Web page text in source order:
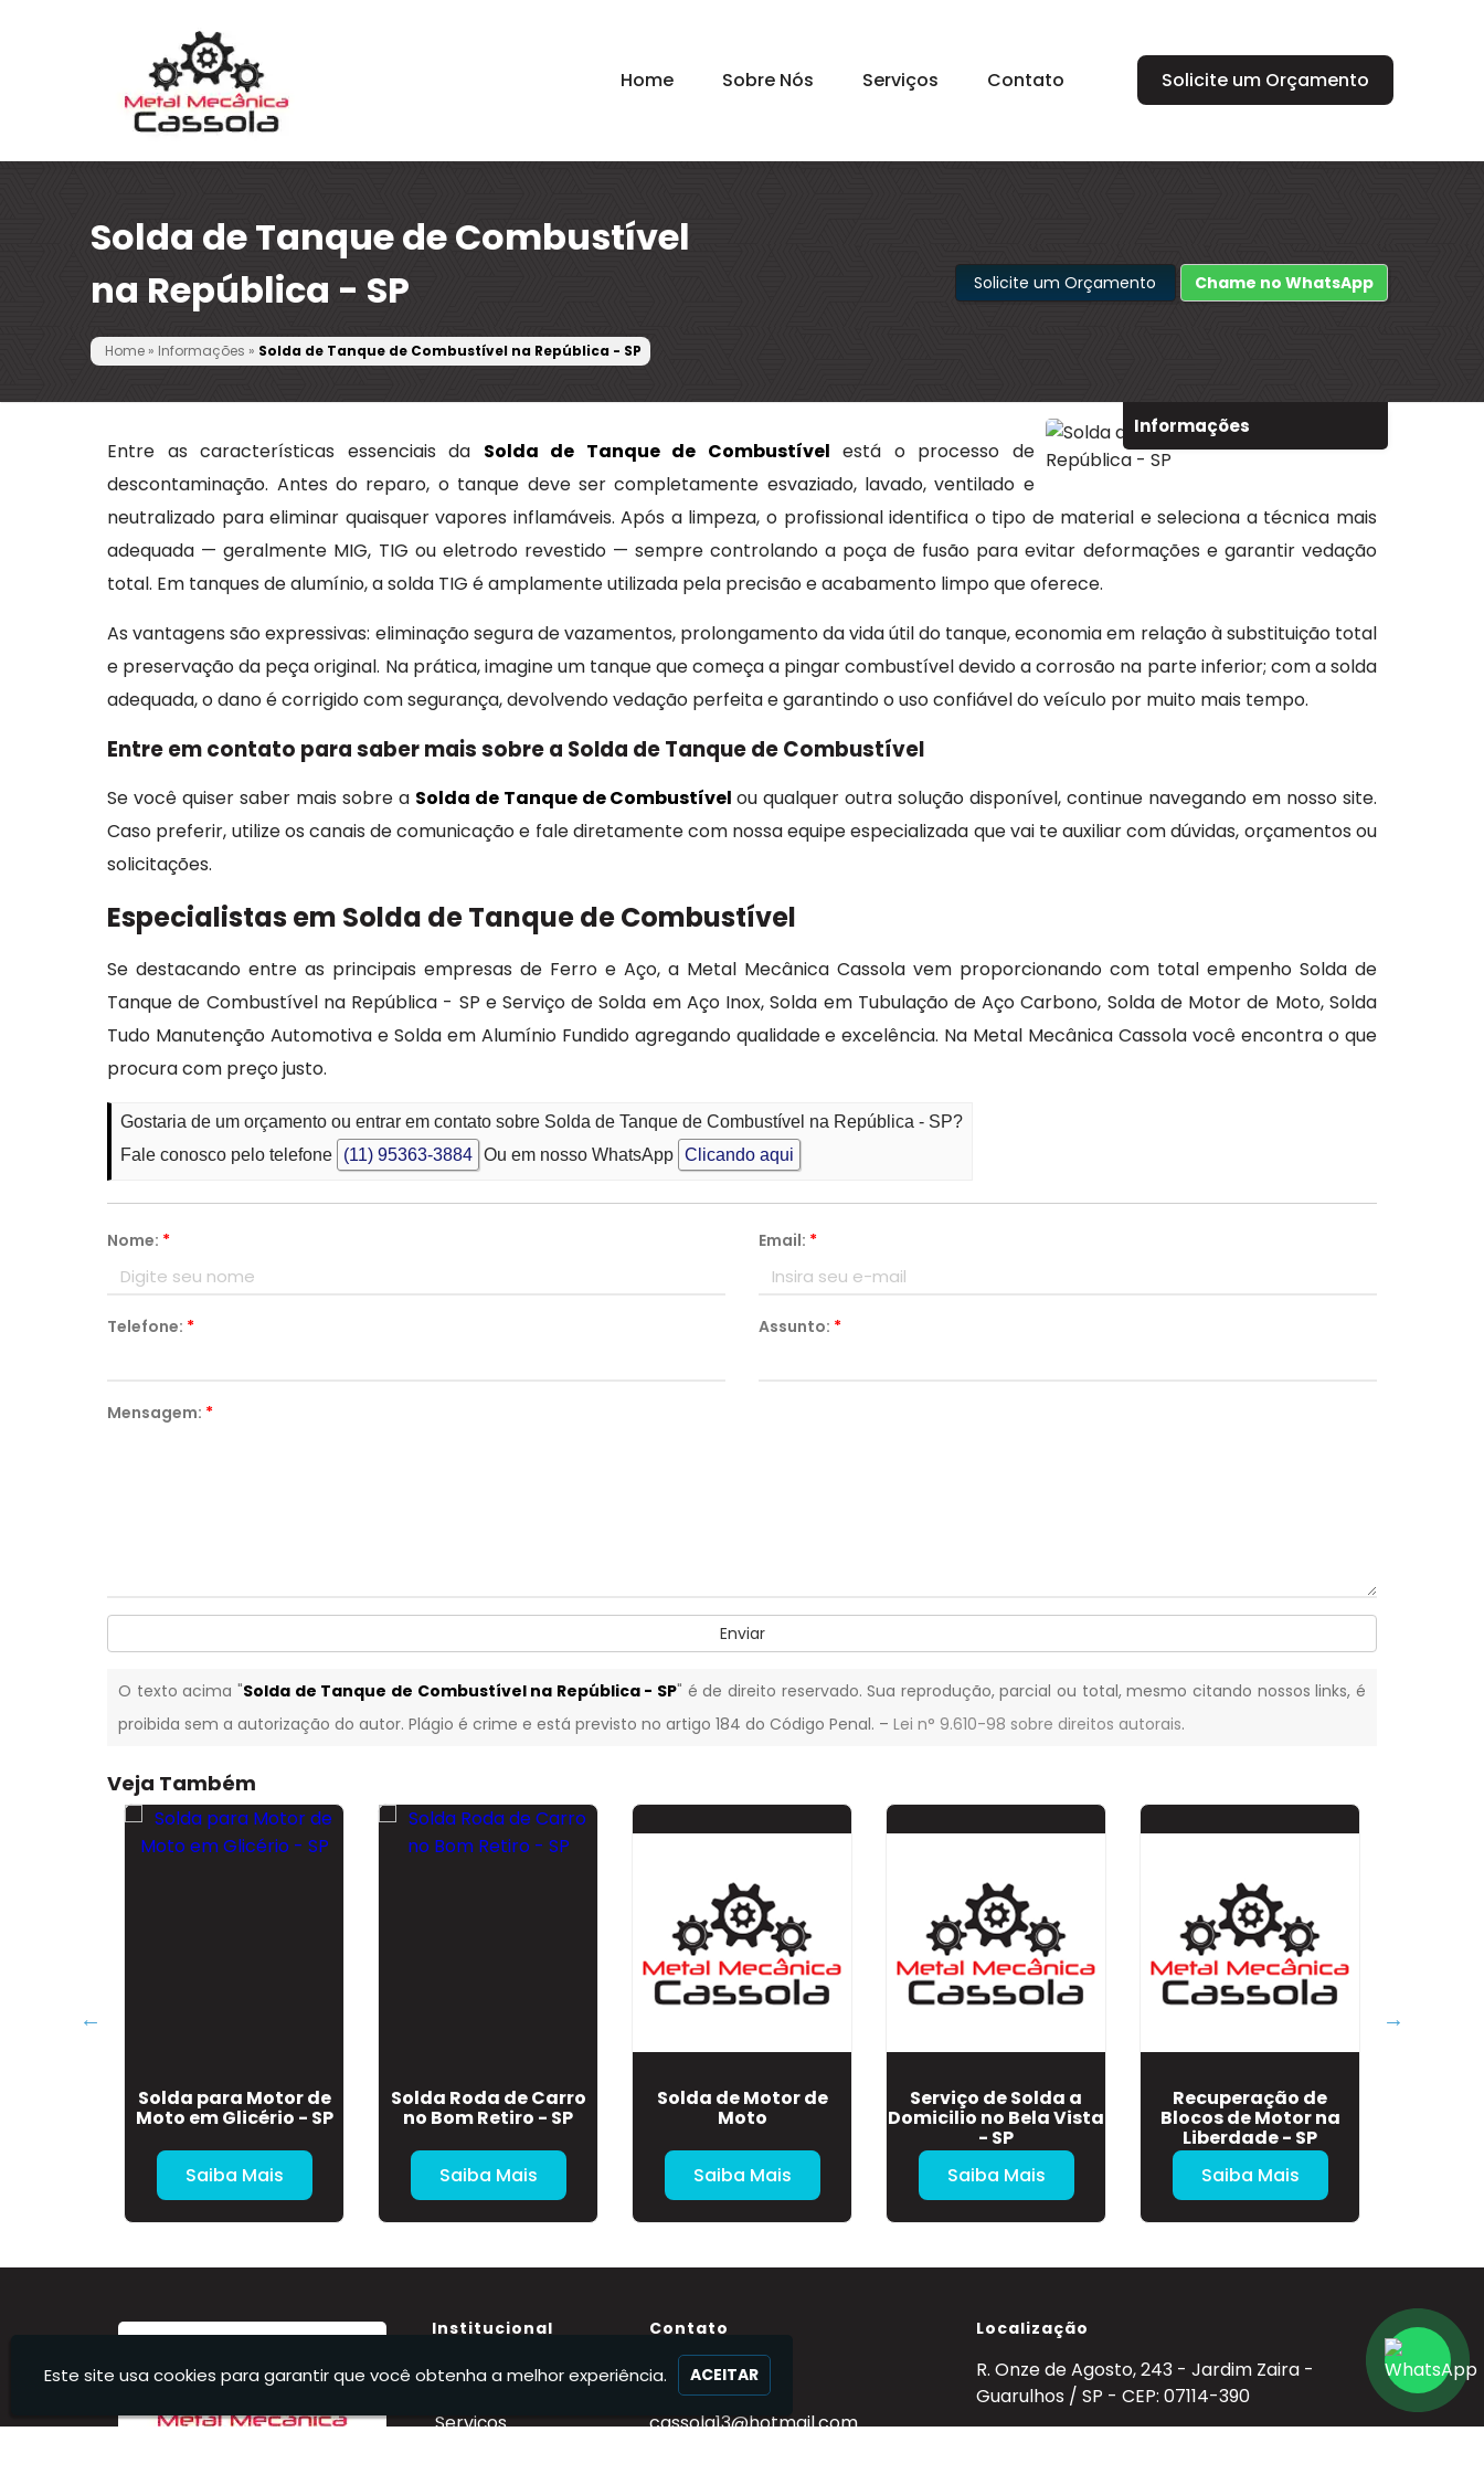
Home Sobre Nós Serviços Contato Solicite um Orçamento
Solda de Tanque de Combustível
na República - SP
Home » Informações » Solda de Tanque de Combustível na República - SP
Solicite um Orçamento Chame no WhatsApp
Entre as características essenciais da Solda de Tanque de Combustível está o processo de
descontaminação. Antes do reparo, o tanque deve ser completamente esvaziado, lavado, ventilado e
neutralizado para eliminar quaisquer vapores inflamáveis. Após a limpeza, o profissional identifica o tipo de material e seleciona a técnica mais
adequada — geralmente MIG, TIG ou eletrodo revestido — sempre controlando a poça de fusão para evitar deformações e garantir vedação
total. Em tanques de alumínio, a solda TIG é amplamente utilizada pela precisão e acabamento limpo que oferece.
As vantagens são expressivas: eliminação segura de vazamentos, prolongamento da vida útil do tanque, economia em relação à substituição total
e preservação da peça original. Na prática, imagine um tanque que começa a pingar combustível devido a corrosão na parte inferior; com a solda
adequada, o dano é corrigido com segurança, devolvendo vedação perfeita e garantindo o uso confiável do veículo por muito mais tempo.
Entre em contato para saber mais sobre a Solda de Tanque de Combustível
Se você quiser saber mais sobre a Solda de Tanque de Combustívelou qualquer outra solução disponível, continue navegando em nosso site.
Caso preferir, utilize os canais de comunicação e fale diretamente com nossa equipe especializada que vai te auxiliar com dúvidas, orçamentos ou
solicitações.
Especialistas em Solda de Tanque de Combustível
Se destacando entre as principais empresas de Ferro e Aço, a Metal Mecânica Cassola vem proporcionando com total empenho Solda de
Tanque de Combustível na República - SP e Serviço de Solda em Aço Inox, Solda em Tubulação de Aço Carbono, Solda de Motor de Moto, Solda
Tudo Manutenção Automotiva e Solda em Alumínio Fundido agregando qualidade e excelência. Na Metal Mecânica Cassola você encontra o que
procura com preço justo.
Gostaria de um orçamento ou entrar em contato sobre Solda de Tanque de Combustível na República - SP?
Fale conosco pelo telefone
(11) 95363-3884 Ou em nosso WhatsApp Clicando aqui
Nome: * Email: *
Telefone: * Assunto: *
Mensagem: *
Enviar
O texto acima "Solda de Tanque de Combustível na República - SP" é de direito reservado. Sua reprodução, parcial ou total, mesmo citando nossos links, é
proibida sem a autorização do autor. Plágio é crime e está previsto no artigo 184 do Código Penal. –Lei n° 9.610-98 sobre direitos autorais.
Informações
Veja Também
Solda para Motor de
Moto em Glicério - SP
Saiba Mais
Solda Roda de Carro
no Bom Retiro - SP
Saiba Mais
Solda de Motor de
Moto
Saiba Mais
Serviço de Solda a
Domicilio no Bela Vista
- SP
Saiba Mais
Recuperação de
Blocos de Motor na
Liberdade - SP
Saiba Mais
Institucional
Home
Serviços
Contato
(11) 95363-3884
(11) 95363-3884
cassola13@hotmail.com
Localização
R. Onze de Agosto, 243 - Jardim Zaira -
Guarulhos / SP - CEP: 07114-390
Este site usa cookies para garantir que você obtenha a melhor experiência. ACEITAR